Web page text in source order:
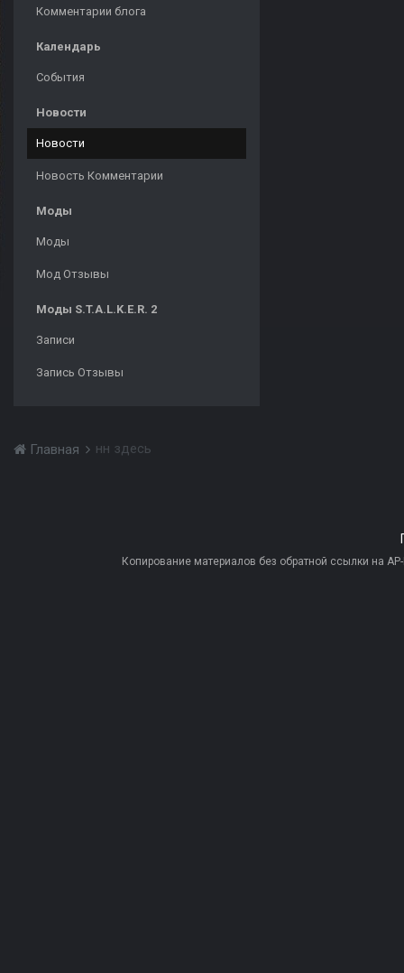
Комментарии блога
Календарь
События
Новости
Новости
Новость Комментарии
Моды
Моды
Мод Отзывы
Моды S.T.A.L.K.E.R. 2
Записи
Запись Отзывы
Главная нн здесь
Копирование материалов без обратной ссылки на